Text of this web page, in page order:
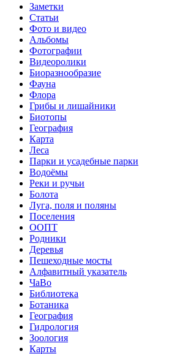
Заметки
Статьи
Фото и видео
Альбомы
Фотографии
Видеоролики
Биоразнообразие
Фауна
Флора
Грибы и лишайники
Биотопы
География
Карта
Леса
Парки и усадебные парки
Водоёмы
Реки и ручьи
Болота
Луга, поля и поляны
Поселения
ООПТ
Родники
Деревья
Пешеходные мосты
Алфавитный указатель
ЧаВо
Библиотека
Ботаника
География
Гидрология
Зоология
Карты